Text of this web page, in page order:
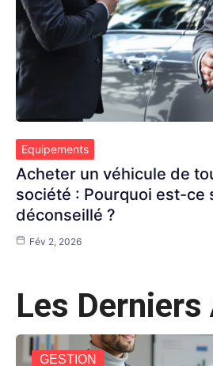
Equipements
Acheter un véhicule de
société : Pourquoi est-ce
déconseillé ?
Fév 2, 2026
Les
GESTION